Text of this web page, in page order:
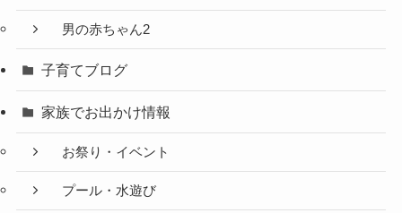
男の赤ちゃん2
子育てブログ
家族でお出かけ情報
お祭り・イベント
プール・水遊び